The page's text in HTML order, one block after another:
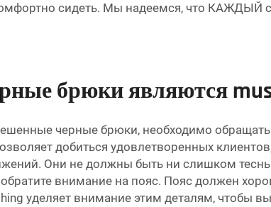
сидеть. Мы надеемся, что КАЖДЫЙ
брюки являются
черные брюки, необходимо
добиться удовлетворенных
Они не должны быть ни слишком
внимание на пояс. Пояс должен
уделяет внимание этим деталям,